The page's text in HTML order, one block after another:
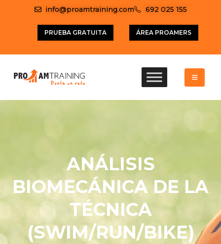
info@proamtraining.com 692 025 155
PRUEBA GRATUITA ÁREA PROAMERS
ANÁLISIS
BIOMECÁNICA DE LA
TÉCNICA
(SWIM/RUN/BIKE)